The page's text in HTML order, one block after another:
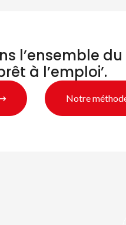
l’ensemble du
à l’emploi’.
Notre